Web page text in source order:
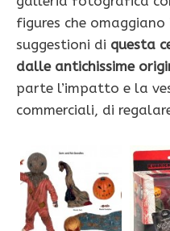
figures che
suggestioni di questa
dalle antichissime
parte l’impatto e la
commerciali, di